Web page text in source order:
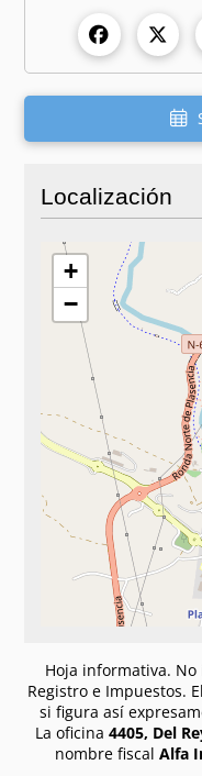
Localización
+
−
Hoja informativa.
Registro e Impuestos.
si figura así
La oficina 4405, Del
nombre fiscal Alfa